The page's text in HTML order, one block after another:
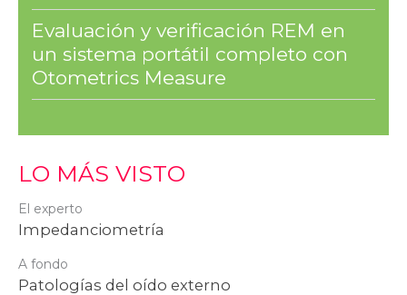
Evaluación y verificación REM en
un sistema portátil completo con
Otometrics Measure
LO MÁS VISTO
El experto
Impedanciometría
A fondo
Patologías del oído externo